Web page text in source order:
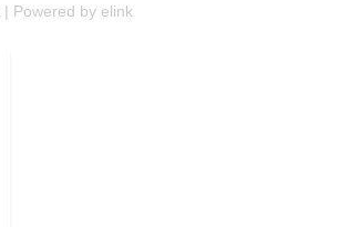
| Powered by elink